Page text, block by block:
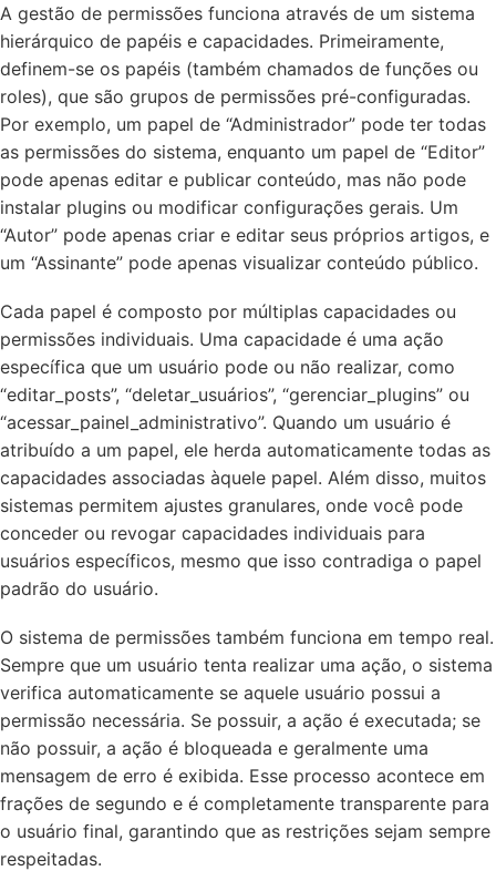
A gestão de permissões funciona através de um sistema
hierárquico de papéis e capacidades. Primeiramente,
definem-se os papéis (também chamados de funções ou
roles), que são grupos de permissões pré-configuradas.
Por exemplo, um papel de “Administrador” pode ter todas
as permissões do sistema, enquanto um papel de “Editor”
pode apenas editar e publicar conteúdo, mas não pode
instalar plugins ou modificar configurações gerais. Um
“Autor” pode apenas criar e editar seus próprios artigos, e
um “Assinante” pode apenas visualizar conteúdo público.
Cada papel é composto por múltiplas capacidades ou
permissões individuais. Uma capacidade é uma ação
específica que um usuário pode ou não realizar, como
“editar_posts”, “deletar_usuários”, “gerenciar_plugins” ou
“acessar_painel_administrativo”. Quando um usuário é
atribuído a um papel, ele herda automaticamente todas as
capacidades associadas àquele papel. Além disso, muitos
sistemas permitem ajustes granulares, onde você pode
conceder ou revogar capacidades individuais para
usuários específicos, mesmo que isso contradiga o papel
padrão do usuário.
O sistema de permissões também funciona em tempo real.
Sempre que um usuário tenta realizar uma ação, o sistema
verifica automaticamente se aquele usuário possui a
permissão necessária. Se possuir, a ação é executada; se
não possuir, a ação é bloqueada e geralmente uma
mensagem de erro é exibida. Esse processo acontece em
frações de segundo e é completamente transparente para
o usuário final, garantindo que as restrições sejam sempre
respeitadas.